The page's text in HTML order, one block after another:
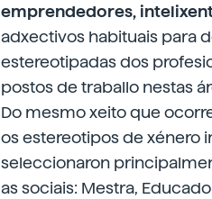
emprendedores,
adxectivos habituais para
estereotipadas dos
postos de traballo nestas
Do mesmo xeito que
os estereotipos de xénero
seleccionaron
as sociais: Mestra,